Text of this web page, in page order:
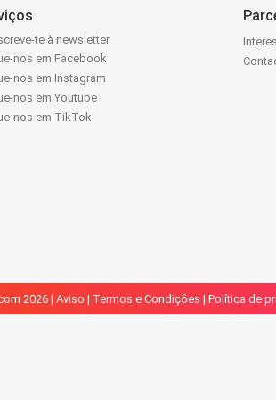
te à newsletter
nos em Facebook
nos em Instagram
nos em Youtube
nos em TikTok
2026 | Aviso | Termos e Condições | Política de